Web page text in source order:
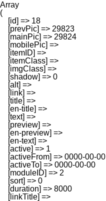
Array
(
    [id] => 18
    [prevPic] => 29823
    [mainPic] => 29824
    [mobilePic] =>
    [itemID] =>
    [itemClass] =>
    [imgClass] =>
    [shadow] => 0
    [alt] =>
    [link] =>
    [title] =>
    [en-title] =>
    [text] =>
    [preview] =>
    [en-preview] =>
    [en-text] =>
    [active] => 1
    [activeFrom] => 0000-00-00
    [activeTo] => 0000-00-00
    [moduleID] => 2
    [sort] => 0
    [duration] => 8000
    [linkTitle] =>